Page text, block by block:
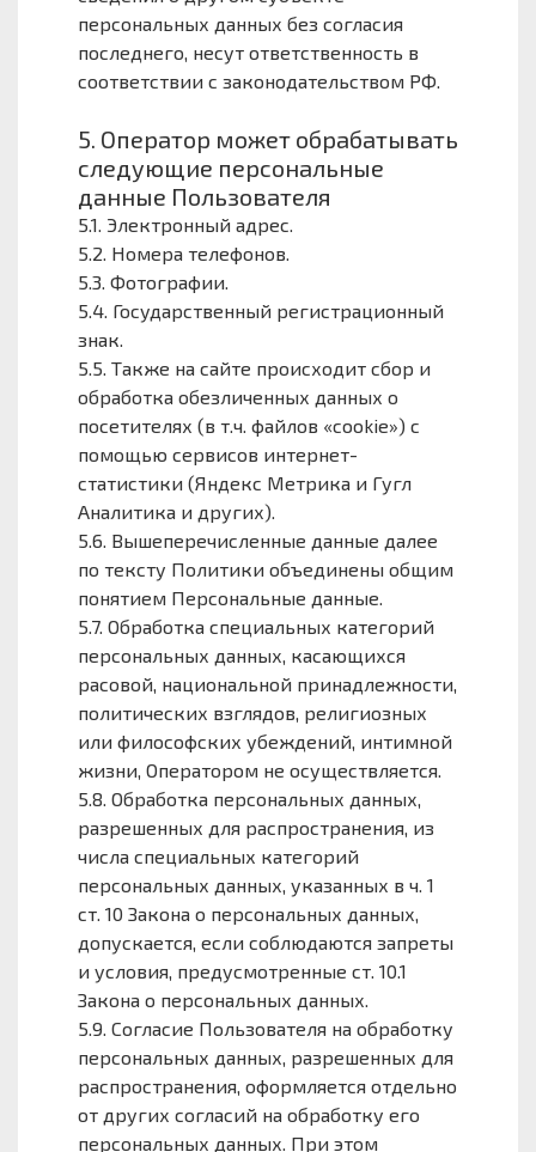
персональных данных без согласия
последнего, несут ответственность в
соответствии с законодательством РФ.
5. Оператор может обрабатывать
следующие персональные
данные Пользователя
5.1. Электронный адрес.
5.2. Номера телефонов.
5.3. Фотографии.
5.4. Государственный регистрационный
знак.
5.5. Также на сайте происходит сбор и
обработка обезличенных данных о
посетителях (в т.ч. файлов «cookie») с
помощью сервисов интернет-
статистики (Яндекс Метрика и Гугл
Аналитика и других).
5.6. Вышеперечисленные данные далее
по тексту Политики объединены общим
понятием Персональные данные.
5.7. Обработка специальных категорий
персональных данных, касающихся
расовой, национальной принадлежности,
политических взглядов, религиозных
или философских убеждений, интимной
жизни, Оператором не осуществляется.
5.8. Обработка персональных данных,
разрешенных для распространения, из
числа специальных категорий
персональных данных, указанных в ч. 1
ст. 10 Закона о персональных данных,
допускается, если соблюдаются запреты
и условия, предусмотренные ст. 10.1
Закона о персональных данных.
5.9. Согласие Пользователя на обработку
персональных данных, разрешенных для
распространения, оформляется отдельно
от других согласий на обработку его
персональных данных. При этом